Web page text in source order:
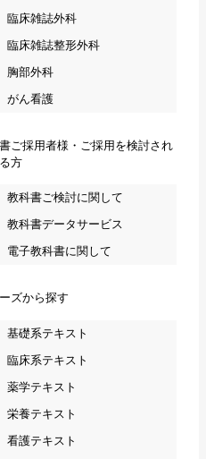
臨床雑誌外科
臨床雑誌整形外科
胸部外科
がん看護
ご採用者様・ご採用を検討され
方
教科書ご検討に関して
教科書データサービス
電子教科書に関して
ズから探す
基礎系テキスト
臨床系テキスト
薬学テキスト
栄養テキスト
看護テキスト